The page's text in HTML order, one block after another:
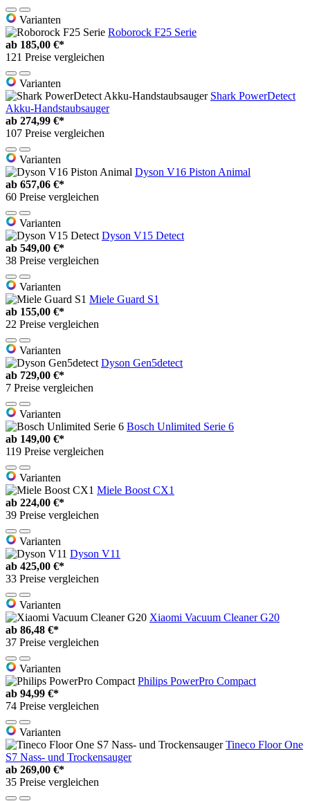
Varianten
Roborock F25 Serie
ab 185,00 €*
121 Preise vergleichen
Varianten
Shark PowerDetect
Akku-Handstaubsauger
ab 274,99 €*
107 Preise vergleichen
Varianten
Dyson V16 Piston Animal
ab 657,06 €*
60 Preise vergleichen
Varianten
Dyson V15 Detect
ab 549,00 €*
38 Preise vergleichen
Varianten
Miele Guard S1
ab 155,00 €*
22 Preise vergleichen
Varianten
Dyson Gen5detect
ab 729,00 €*
7 Preise vergleichen
Varianten
Bosch Unlimited Serie 6
ab 149,00 €*
119 Preise vergleichen
Varianten
Miele Boost CX1
ab 224,00 €*
39 Preise vergleichen
Varianten
Dyson V11
ab 425,00 €*
33 Preise vergleichen
Varianten
Xiaomi Vacuum Cleaner G20
ab 86,48 €*
37 Preise vergleichen
Varianten
Philips PowerPro Compact
ab 94,99 €*
74 Preise vergleichen
Varianten
Tineco Floor One
S7 Nass- und Trockensauger
ab 269,00 €*
35 Preise vergleichen